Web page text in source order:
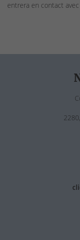
entrera en contact avec